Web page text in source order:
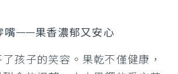
嘴——果香濃郁又安心
孩子的笑容。果乾不僅健康，